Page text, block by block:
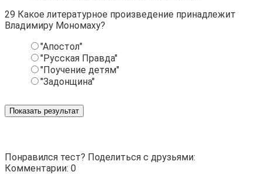
29 Какое литературное произведение принадлежит
Владимиру Мономаху?
"Апостол"
"Русская Правда"
"Поучение детям"
"Задонщина"
Показать результат
Понравился тест? Поделиться с друзьями:
Комментарии: 0